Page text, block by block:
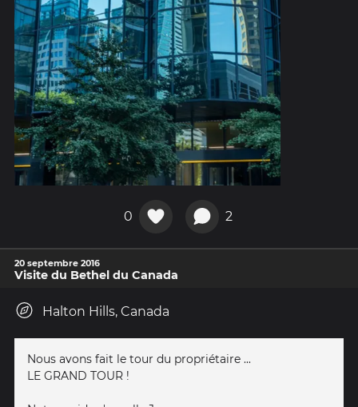
0 2
20 septembre 2016
Visite du Bethel du Canada
Halton Hills, Canada
Nous avons fait le tour du propriétaire ...
LE GRAND TOUR !